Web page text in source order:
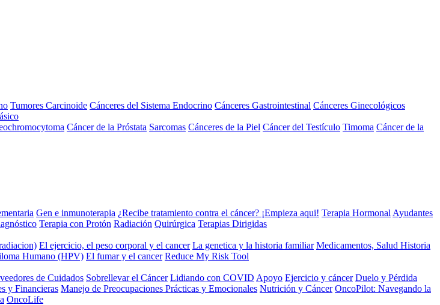
Tumores Carcinoide Cánceres del Sistema Endocrino Cánceres Gastrointestinal Cánceres Ginecológicos
Cáncer de la Próstata Sarcomas Cánceres de la Piel Cáncer del Testículo Timoma Cáncer de la
Gen e inmunoterapia ¿Recibe tratamiento contra el cáncer? ¡Empieza aqui! Terapia Hormonal Ayudantes
Terapia con Protón Radiación Quirúrgica Terapias Dirigidas
El ejercicio, el peso corporal y el cancer La genetica y la historia familiar Medicamentos, Salud Historia
Humano (HPV) El fumar y el cancer Reduce My Risk Tool
de Cuidados Sobrellevar el Cáncer Lidiando con COVID Apoyo Ejercicio y cáncer Duelo y Pérdida
y Financieras Manejo de Preocupaciones Prácticas y Emocionales Nutrición y Cáncer OncoPilot: Navegando la
OncoLife